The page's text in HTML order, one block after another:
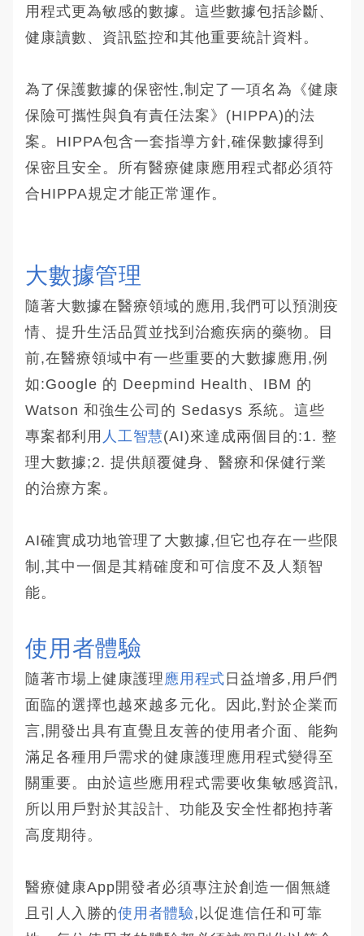
用程式更為敏感的數據。這些數據包括診斷、
健康讀數、資訊監控和其他重要統計資料。
為了保護數據的保密性,制定了一項名為《健康
保險可攜性與負有責任法案》(HIPPA)的法
案。HIPPA包含一套指導方針,確保數據得到
保密且安全。所有醫療健康應用程式都必須符
合HIPPA規定才能正常運作。
大數據管理
隨著大數據在醫療領域的應用,我們可以預測疫
情、提升生活品質並找到治癒疾病的藥物。目
前,在醫療領域中有一些重要的大數據應用,例
如:Google 的 Deepmind Health、IBM 的
Watson 和強生公司的 Sedasys 系統。這些
專案都利用 人工智慧(AI)來達成兩個目的:1. 整
理大數據;2. 提供顛覆健身、醫療和保健行業
的治療方案。
AI確實成功地管理了大數據,但它也存在一些限
制,其中一個是其精確度和可信度不及人類智
能。
使用者體驗
隨著市場上健康護理 應用程式 日益增多,用戶們
面臨的選擇也越來越多元化。因此,對於企業而
言,開發出具有直覺且友善的使用者介面、能夠
滿足各種用戶需求的健康護理應用程式變得至
關重要。由於這些應用程式需要收集敏感資訊,
所以用戶對於其設計、功能及安全性都抱持著
高度期待。
醫療健康App開發者必須專注於創造一個無縫
且引人入勝的使用者體驗,以促進信任和可靠